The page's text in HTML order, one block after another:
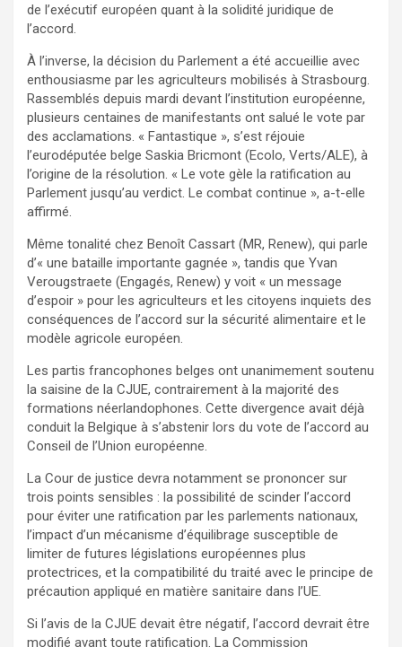
de l’exécutif européen quant à la solidité juridique de
l’accord.
À l’inverse, la décision du Parlement a été accueillie avec
enthousiasme par les agriculteurs mobilisés à Strasbourg.
Rassemblés depuis mardi devant l’institution européenne,
plusieurs centaines de manifestants ont salué le vote par
des acclamations. « Fantastique », s’est réjouie
l’eurodéputée belge Saskia Bricmont (Ecolo, Verts/ALE), à
l’origine de la résolution. « Le vote gèle la ratification au
Parlement jusqu’au verdict. Le combat continue », a-t-elle
affirmé.
Même tonalité chez Benoît Cassart (MR, Renew), qui parle
d’« une bataille importante gagnée », tandis que Yvan
Verougstraete (Engagés, Renew) y voit « un message
d’espoir » pour les agriculteurs et les citoyens inquiets des
conséquences de l’accord sur la sécurité alimentaire et le
modèle agricole européen.
Les partis francophones belges ont unanimement soutenu
la saisine de la CJUE, contrairement à la majorité des
formations néerlandophones. Cette divergence avait déjà
conduit la Belgique à s’abstenir lors du vote de l’accord au
Conseil de l’Union européenne.
La Cour de justice devra notamment se prononcer sur
trois points sensibles : la possibilité de scinder l’accord
pour éviter une ratification par les parlements nationaux,
l’impact d’un mécanisme d’équilibrage susceptible de
limiter de futures législations européennes plus
protectrices, et la compatibilité du traité avec le principe de
précaution appliqué en matière sanitaire dans l’UE.
Si l’avis de la CJUE devait être négatif, l’accord devrait être
modifié avant toute ratification. La Commission